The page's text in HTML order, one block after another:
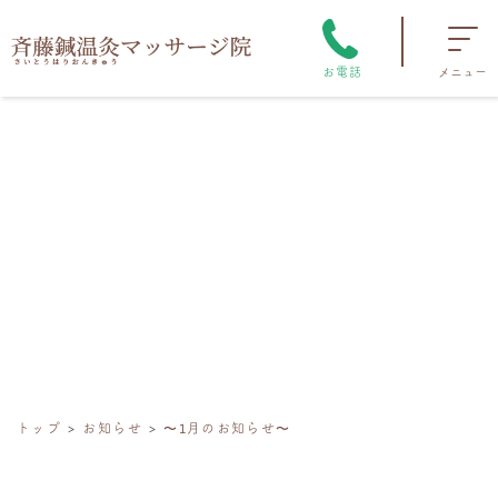
お電話 メニュー
トップ お知らせ 〜1月のお知らせ〜